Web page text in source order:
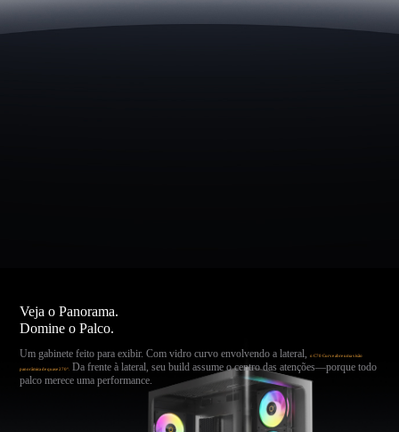
Veja o Panorama.
Domine o Palco.
Um gabinete feito para exibir. Com vidro curvo envolvendo a lateral,o C70 Curve abre uma visão
panorâmica de quase 270°.
Da frente à lateral, seu build assume o centro das atenções—porque todo
palco merece uma performance.